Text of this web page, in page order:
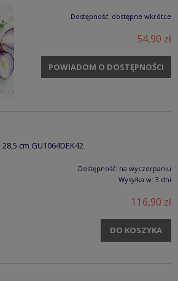
Dostępność: dostępne wkrótce
54,90 zł
POWIADOM O DOSTĘPNOŚCI
cm GU1064DEK42
Dostępność: na wyczerpaniu
Wysyłka w: 3 dni
116,90 zł
DO KOSZYKA